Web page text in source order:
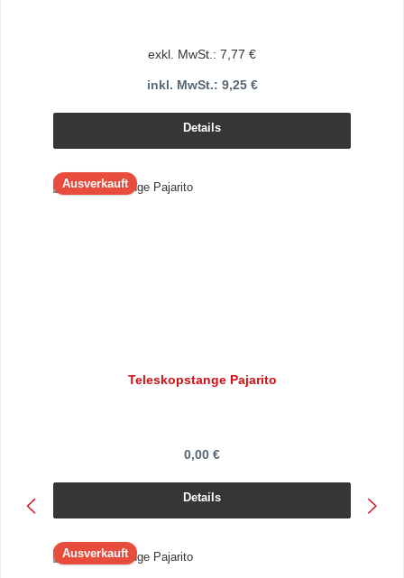
exkl. MwSt.: 7,77 €
inkl. MwSt.: 9,25 €
Details
Ausverkauft
Teleskopstange Pajarito
0,00 €
Details
Ausverkauft